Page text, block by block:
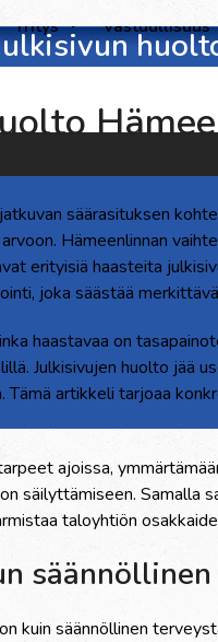
Yritys Vastuullisuus
säärasituksen
Hämeenlinnan
erityisiä haasteita
joka säästää
haastavaa on
Julkisivujen huolto jää
Tämä artikkeli tarjoaa
ajoissa,
säilyttämiseen. Samalla
taloyhtiön
kuin säännöllinen